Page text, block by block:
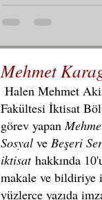
birkaç yılda da çok
olmayacaktır.
2025 tarihinde ABD
başlamasının
çözülmenin doruk
Mehmet
Halen Mehmet
Fakültesi İktisat
görev yapan
Sosyal ve Beşeri
iktisathakkında
makale ve bildiriye
yüzlerce yazıda